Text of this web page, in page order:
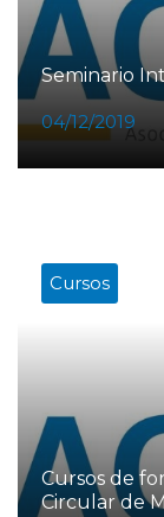
Seminario
04/12/2019
Cursos
Cursos de
Circular de